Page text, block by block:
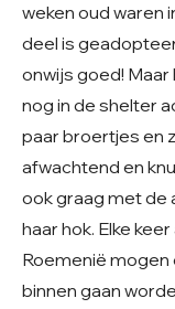
weken oud waren
deel is
onwijs goed!
nog in de shelter
paar broertjes en
afwachtend en
ook graag met de
haar hok. Elke
Roemenië mogen
binnen gaan